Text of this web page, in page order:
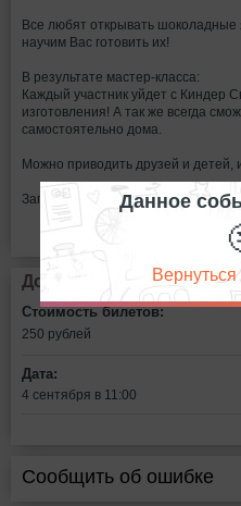
Все любят открывать
научим Вас готовить их!
В результате мастер-класса:
Каждый участник уйдет с Киндер
изготовления! А так же всегда
самостоятельно дома.
Можно приводить друзей и детей,
Запись: +7(966)2401431
Дополнительная
Стоимость билетов:
250 рублей
Дата:
4 сентября в 11:00
Сообщить об ошибке
Данное